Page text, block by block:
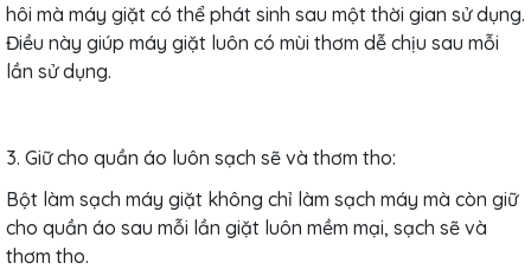
hôi mà máy giặt có thể phát sinh sau một thời gian sử dụng.
Điều này giúp máy giặt luôn có mùi thơm dễ chịu sau mỗi
lần sử dụng.
3. Giữ cho quần áo luôn sạch sẽ và thơm tho:
Bột làm sạch máy giặt không chỉ làm sạch máy mà còn giữ
cho quần áo sau mỗi lần giặt luôn mềm mại, sạch sẽ và
thơm tho.